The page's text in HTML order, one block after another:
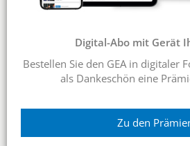
Digital-Abo mit Gerät
Bestellen Sie den GEA in digitaler
als Dankeschön eine
Zu den